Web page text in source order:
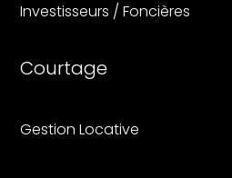
Investisseurs / Foncières
Courtage
Gestion Locative